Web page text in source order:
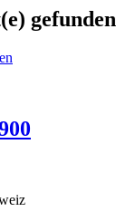
gefunden